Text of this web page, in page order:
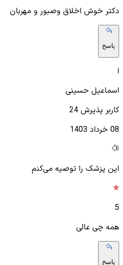
دکتر خوش اخلاق وصبور و مهربان
پاسخ
ا
اسماعیل حسینی
کاربر پذیرش 24
08 خرداد 1403
این پزشک را توصیه می‌کنم
5
همه چی عالی
پاسخ